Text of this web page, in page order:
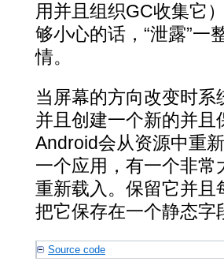
用并且组织GC收集它
够小心的话，“泄露”一
情。
当屏幕的方向改变时
并且创建一个新的并
Android会从资源中重
一个应用，有一个非
重新载入。保留它并且
把它保存在一个静态字
Source code